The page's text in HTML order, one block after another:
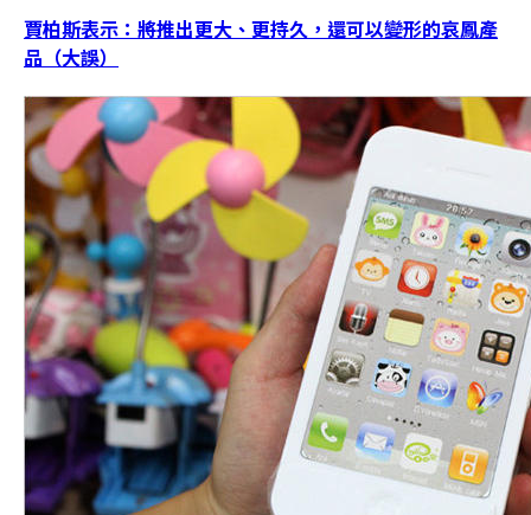
賈柏斯表示：將推出更大、更持久，還可以變形的哀鳳產
品（大誤）